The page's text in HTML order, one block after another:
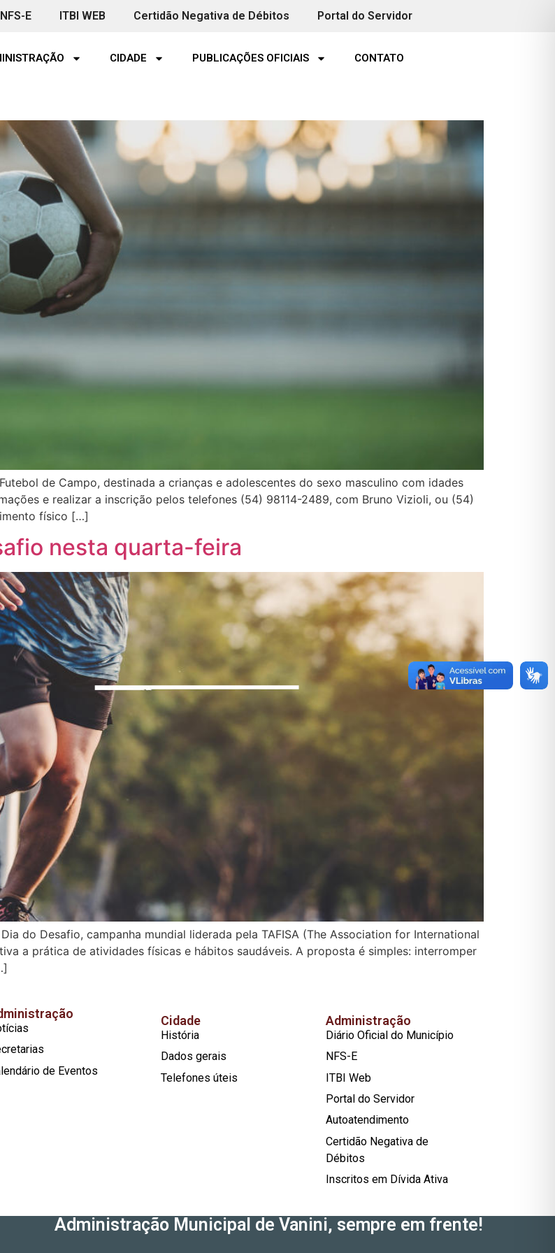
NFS-E ITBI WEB Certidão Negativa de Débitos Portal do Servidor
CIDADE PUBLICAÇÕES OFICIAIS CONTATO
municipal de futebol de campo
de Campo, destinada a crianças e adolescentes do sexo masculino com idades
e realizar a inscrição pelos telefones (54) 98114-2489, com Bruno Vizioli, ou (54)
físico […]
nesta quarta-feira
do Desafio, campanha mundial liderada pela TAFISA (The Association for International
a prática de atividades físicas e hábitos saudáveis. A proposta é simples: interromper
de Eventos
Cidade
História
Dados gerais
Telefones úteis
Administração
Diário Oficial do Município
NFS-E
ITBI Web
Portal do Servidor
Autoatendimento
Certidão Negativa de
Débitos
Inscritos em Dívida Ativa
Administração Municipal de Vanini, sempre em frente!